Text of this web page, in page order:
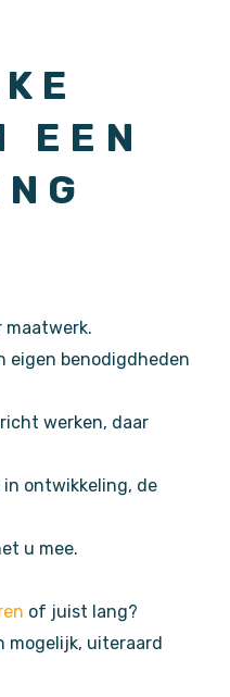
EEN
eigen benodigdheden
werken, daar
ontwikkeling, de
u mee.
of juist lang?
mogelijk, uiteraard